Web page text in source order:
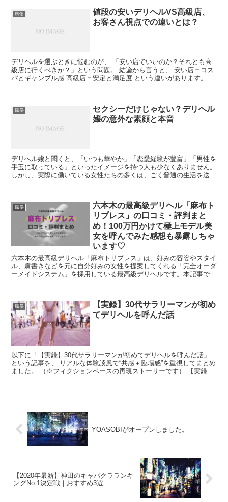
風俗
値段の安いデリヘルVS高級店、
お客さん視点での違いとは？
デリヘルを選ぶときに悩むのが、 「安い店でいいのか？それとも高
級店に行くべきか？」という問題。 結論から言うと、 安い店＝コス
パとギャンブル感 高級店＝安定と満足度 という違いがあります。 こ
風俗
セクシーだけじゃない？デリヘル
嬢の意外な素顔と本音
デリヘル嬢と聞くと、「いつも華やか」「恋愛経験が豊富」「男性を
手玉に取っている」といったイメージを持つ人も少なくありません。
しかし、実際に働いている女性たちの多くは、ごく普通の生活を送り
風俗
六本木の最高級デリヘル「麻布ト
リプレス」の口コミ・評判まと
め！100万円かけて極上モデル美
女を呼んでみた感想も暴露しちゃ
います♡
六本木の最高級デリヘル「麻布トリプレス」は、好みの容姿やスタイ
ル、肩書きなどを元に自分好みの女性を提案してくれる「完全オーダ
ーメイドシステム」を採用している最高級デリヘルです。本記事で
風俗
【実録】30代サラリーマンが初め
てデリヘルを呼んだ話
以下に「【実録】30代サラリーマンが初めてデリヘルを呼んだ話」
という記事を、 リアルな体験談風で“共感＋臨場感”を重視してまとめ
ました。 （※フィクションベースの再現ストーリーです） 【実録】
YOASOBIがオープンしました。
【2020年最新】神田のキャバクラランキ
ングNo.1決定戦｜おすすめ3選